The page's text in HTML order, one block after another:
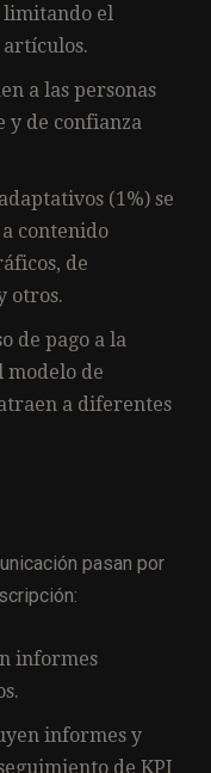
limitando el
a las personas
y de confianza
(1%) se
contenido
de
otros.
de pago a la
modelo de
a diferentes
pasan por
informes
informes y
de KPI